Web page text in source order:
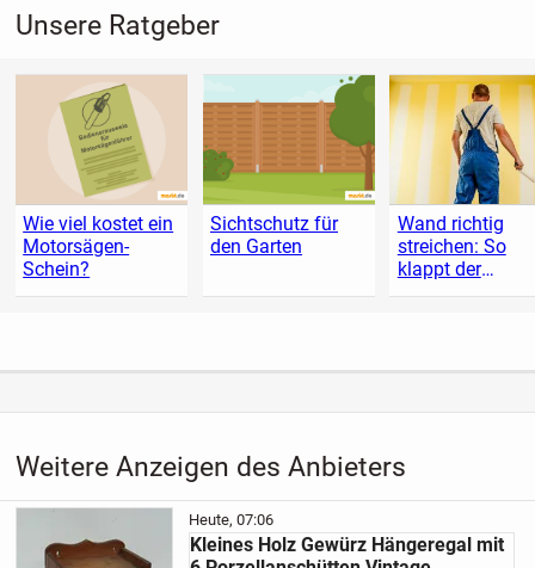
Unsere Ratgeber
Wie viel kostet ein
Motorsägen-
Schein?
Sichtschutz für
den Garten
Wand richtig
streichen: So
klappt der
Anstrich
Weitere Anzeigen des Anbieters
Heute, 07:06
Kleines Holz Gewürz Hängeregal mit